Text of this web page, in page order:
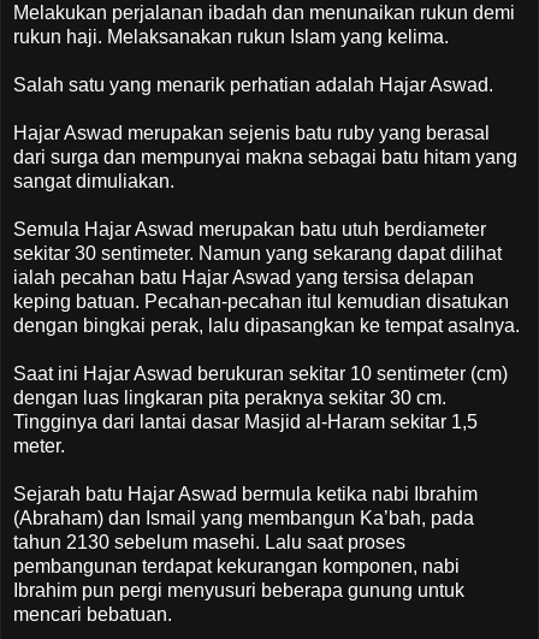
Melakukan perjalanan ibadah dan menunaikan rukun demi
rukun haji. Melaksanakan rukun Islam yang kelima.
Salah satu yang menarik perhatian adalah Hajar Aswad.
Hajar Aswad merupakan sejenis batu ruby yang berasal
dari surga dan mempunyai makna sebagai batu hitam yang
sangat dimuliakan.
Semula Hajar Aswad merupakan batu utuh berdiameter
sekitar 30 sentimeter. Namun yang sekarang dapat dilihat
ialah pecahan batu Hajar Aswad yang tersisa delapan
keping batuan. Pecahan-pecahan itul kemudian disatukan
dengan bingkai perak, lalu dipasangkan ke tempat asalnya.
Saat ini Hajar Aswad berukuran sekitar 10 sentimeter (cm)
dengan luas lingkaran pita peraknya sekitar 30 cm.
Tingginya dari lantai dasar Masjid al-Haram sekitar 1,5
meter.
Sejarah batu Hajar Aswad bermula ketika nabi Ibrahim
(Abraham) dan Ismail yang membangun Ka’bah, pada
tahun 2130 sebelum masehi. Lalu saat proses
pembangunan terdapat kekurangan komponen, nabi
Ibrahim pun pergi menyusuri beberapa gunung untuk
mencari bebatuan.